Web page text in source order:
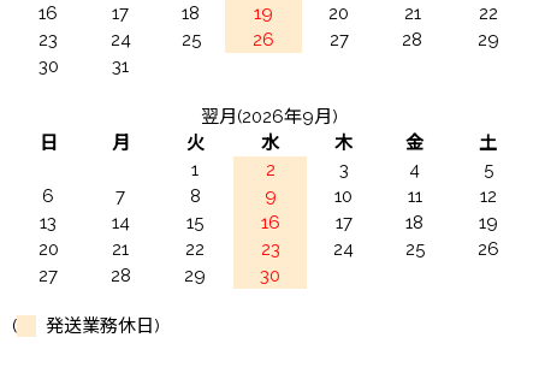
16
17 18 19 20 21
22
23
24 25 26 27 28
29
30
31
翌月(2026年9月)
日
月 火 水 木 金
土
1
2 3 4
5
6
7 8 9 10 11
12
13
14 15 16 17 18
19
20
21 22 23 24 25
26
27
28 29 30
( 発送業務休日)